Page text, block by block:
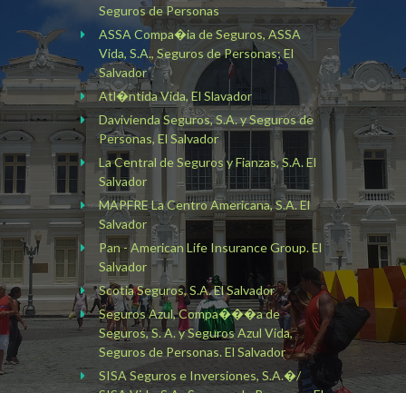
Seguros de Personas
ASSA Compa�ia de Seguros, ASSA
Vida, S.A., Seguros de Personas; El
Salvador
Atl�ntida Vida, El Slavador
Davivienda Seguros, S.A. y Seguros de
Personas, El Salvador
La Central de Seguros y Fianzas, S.A. El
Salvador
MAPFRE La Centro Americana, S.A. El
Salvador
Pan - American Life Insurance Group. El
Salvador
Scotia Seguros, S.A. El Salvador
Seguros Azul, Compa���a de
Seguros, S. A. y Seguros Azul Vida,
Seguros de Personas. El Salvador
SISA Seguros e Inversiones, S.A.�/